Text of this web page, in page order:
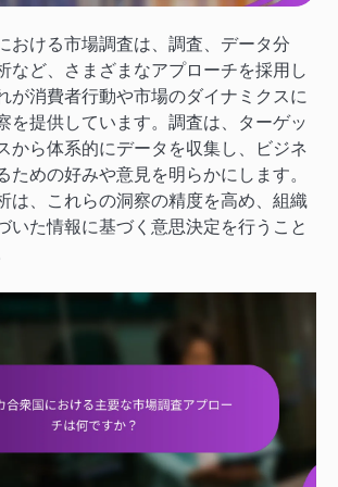
おける市場調査は、調査、データ分
など、さまざまなアプローチを採用し
が消費者行動や市場のダイナミクスに
を提供しています。調査は、ターゲッ
から体系的にデータを収集し、ビジネ
ための好みや意見を明らかにします。
は、これらの洞察の精度を高め、組織
いた情報に基づく意思決定を行うこと